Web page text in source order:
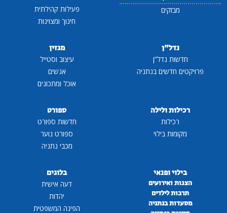
מבזקים
פעילות קהילתית
חינוך ומצוינות
נדל"ן
חדשות נדל"ן
פרויקטים חדשים בנתניה
מגזין
עיצוב וסטייל
אנשים
אוכל ומתכונים
רכילות ולילה
רכילות
מקומות בילוי
ספורט
חדשות ספורט
ספורט נוער
מכבי נתניה
בילוי ופנאי
הצגות ואירועים
תרבות לילדים
מסעדות בנתניה
בלוגים
דעה אישית
יהדות
הפינה המשפטית